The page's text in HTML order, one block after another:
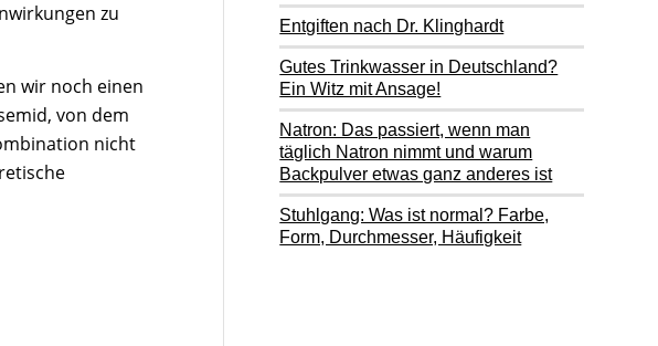
zu
wir noch einen
von dem
nicht
Entgiften nach Dr. Klinghardt
Gutes Trinkwasser in Deutschland?
Ein Witz mit Ansage!
Natron: Das passiert, wenn man
täglich Natron nimmt und warum
Backpulver etwas ganz anderes ist
Stuhlgang: Was ist normal? Farbe,
Form, Durchmesser, Häufigkeit